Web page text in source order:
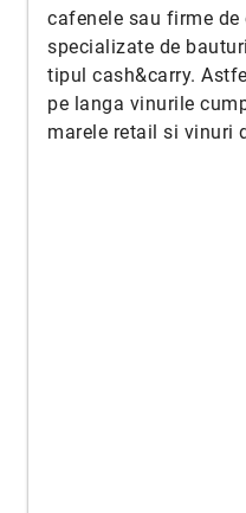
cafenele sau firme
specializate de
tipul cash&carry.
pe langa vinurile
marele retail si vinuri